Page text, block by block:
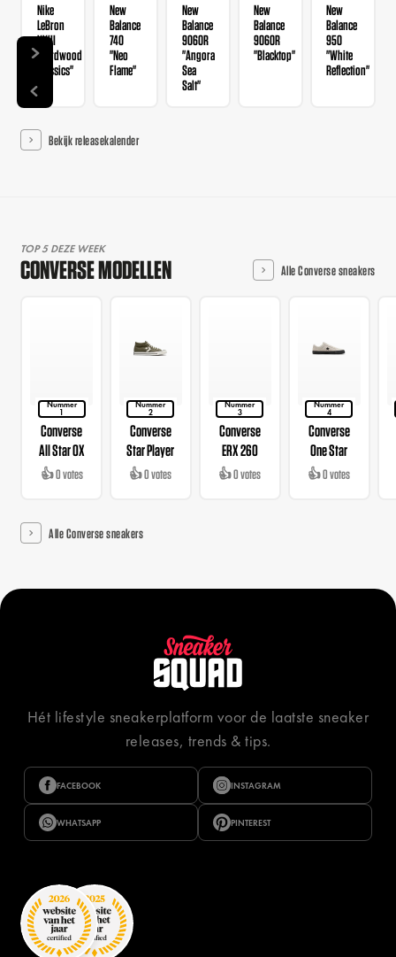
Nike
LeBron
XXIII
"Hardwood
Classics"
New
Balance
740
"Neo
Flame"
New
Balance
9060R
"Angora
Sea
Salt"
New
Balance
9060R
"Blacktop"
New
Balance
950
"White
Reflection"
Bekijk releasekalender
TOP 5 DEZE WEEK
CONVERSE MODELLEN Alle Converse sneakers
Nummer
1
Converse
All Star OX
👍 0 votes
Nummer
2
Converse
Star Player
👍 0 votes
Nummer
3
Converse
ERX 260
👍 0 votes
Nummer
4
Converse
One Star
👍 0 votes
Alle Converse sneakers
Hét lifestyle sneakerplatform voor de laatste sneaker
releases, trends & tips.
FACEBOOK INSTAGRAM
WHATSAPP PINTEREST